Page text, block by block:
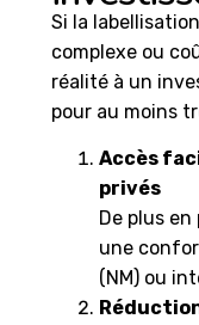
Si la
complexe ou
réalité à un
pour au moins
Accès
privés
De plus en
une
(NM) ou